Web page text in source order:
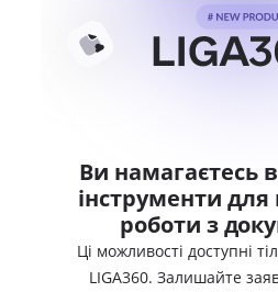
Ви намагаєтесь
інструменти для
роботи з
Ці можливості доступні
LIGA360. Залишайте